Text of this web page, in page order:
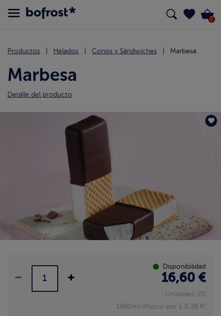
0
Productos Helados Conos y Sándwiches Marbesa
Marbesa
Detalle del producto
Disponibilidad
16,60 €
Unidades: 20
1980ml (Precio por L 8.38 €)